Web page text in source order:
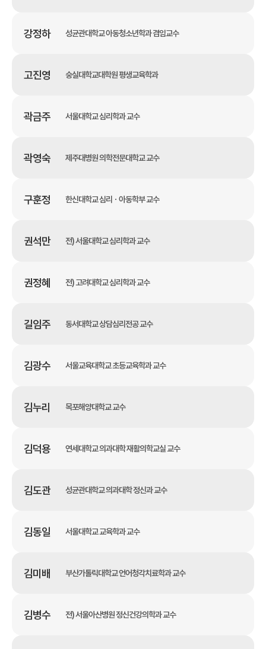
강정하 성균관대학교 아동청소년학과 겸임교수
고진영 숭실대학교대학원 평생교육학과
곽금주 서울대학교 심리학과 교수
곽영숙 제주대병원 의학전문대학교 교수
구훈정 한신대학교 심리ㆍ아동학부 교수
권석만 전) 서울대학교 심리학과 교수
권정혜 전) 고려대학교 심리학과 교수
길임주 동서대학교 상담심리전공 교수
김광수 서울교육대학교 초등교육학과 교수
김누리 목포해양대학교 교수
김덕용 연세대학교 의과대학 재활의학교실 교수
김도관 성균관대학교 의과대학 정신과 교수
김동일 서울대학교 교육학과 교수
김미배 부산가톨릭대학교 언어청각치료학과 교수
김병수 전) 서울아산병원 정신건강의학과 교수